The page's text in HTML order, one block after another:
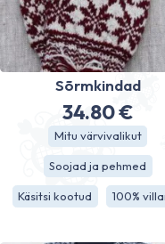
Sõrmkindad
34.80€
Mitu värvivalikut
Soojad ja pehmed
Käsitsi kootud 100%